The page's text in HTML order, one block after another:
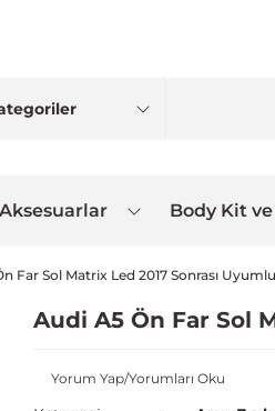
Aksesuarlar Body Kit
Far Sol Matrix Led 2017 Sonrası Uyumlu
Audi A5 Ön Far Sol
Yorum Yap/Yorumları Oku